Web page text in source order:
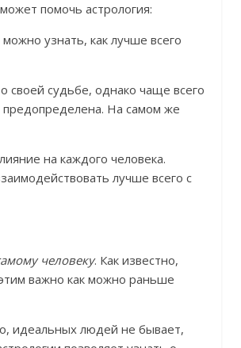
помочь астрология:
узнать, как лучше всего
своей судьбе, однако чаще всего
предопределена. На самом же
на каждого человека.
лучше всего с
человеку. Как известно,
важно как можно раньше
идеальных людей не бывает,